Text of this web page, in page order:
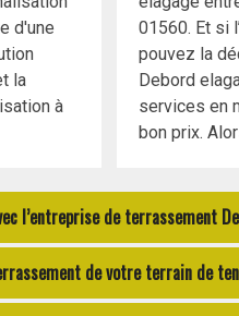
d'une
la
à
01560. Et si
pouvez la
Debord
services en
bon prix.
l’entreprise de terrassement
de votre terrain de